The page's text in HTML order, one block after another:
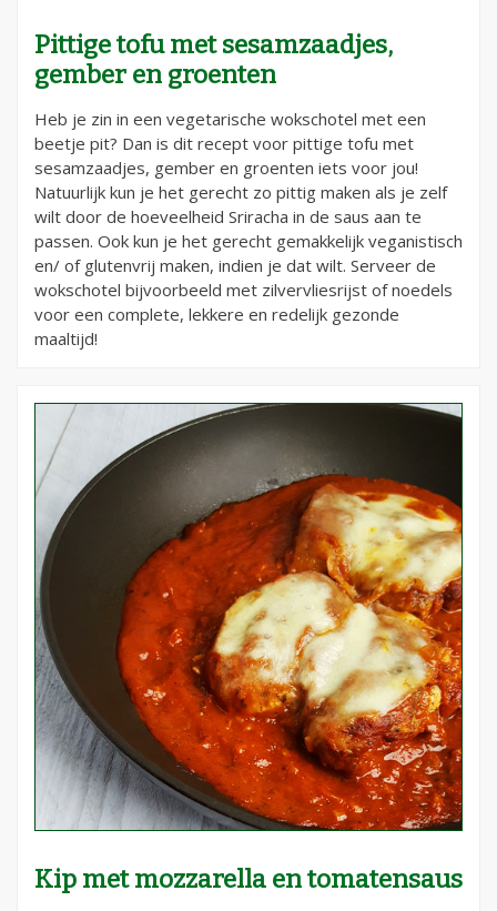
Pittige tofu met sesamzaadjes,
gember en groenten
Heb je zin in een vegetarische wokschotel met een
beetje pit? Dan is dit recept voor pittige tofu met
sesamzaadjes, gember en groenten iets voor jou!
Natuurlijk kun je het gerecht zo pittig maken als je zelf
wilt door de hoeveelheid Sriracha in de saus aan te
passen. Ook kun je het gerecht gemakkelijk veganistisch
en/ of glutenvrij maken, indien je dat wilt. Serveer de
wokschotel bijvoorbeeld met zilvervliesrijst of noedels
voor een complete, lekkere en redelijk gezonde
maaltijd!
Kip met mozzarella en tomatensaus